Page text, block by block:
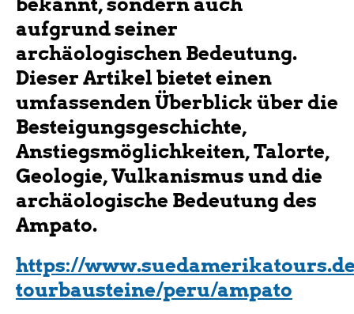
bekannt, sondern auch
aufgrundseiner
archäologischen Bedeutung.
Dieser Artikel bietet einen
umfassenden Überblick über die
Besteigungsgeschichte,
Anstiegsmöglichkeiten, Talorte,
Geologie, Vulkanismus und die
archäologische Bedeutung des
Ampato.
https://
tourbausteine/peru/ampato